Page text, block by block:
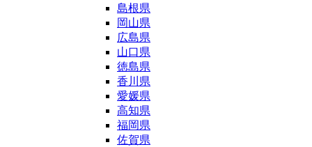
島根県
岡山県
広島県
山口県
徳島県
香川県
愛媛県
高知県
福岡県
佐賀県